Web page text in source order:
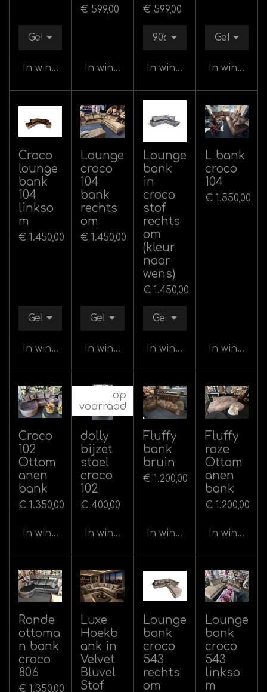
In winkelwagen
€ 599,00
In winkelwagen
€ 599,00
In winkelwagen
In
Croco
lounge
bank
104
linkso
m
€ 1.450,00
In winkelwagen
Lounge
croco
104
bank
rechts
om
€ 1.450,00
In winkelwagen
Lounge
bank
in
croco
stof
rechts
om
(kleur
naar
wens)
€ 1.450,00
In winkelwagen
L bank
croco
104
€ 1.550,00
In
Croco
102
Ottom
anen
bank
€ 1.350,00
In winkelwagen
op
voorraad
dolly
bijzet
stoel
croco
102
€ 400,00
In winkelwagen
Fluffy
bank
bruin
€ 1.200,00
In winkelwagen
Fluffy
roze
Ottom
anen
bank
€ 1.200,00
In
Ronde
ottoma
n bank
croco
806
€ 1.350,00
Luxe
Hoekb
ank in
Velvet
Bluvel
Stof
Lounge
bank
croco
543
rechts
om
Lounge
bank
croco
543
linkso
m